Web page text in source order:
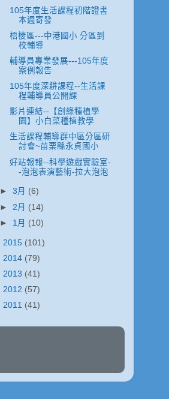
105年度生活課程初階證書
本週寄發
梧棲區---中港國小 分區到
校輔導
輔導員專業發展---105年度
案例報告
105年度深耕課程--生活課
程輔導員公開課
影片連結--【創綠種植學
園】小白菜種植教學
生活課程輔導群中區分區研
討會~苗栗縣永貞國小
好站報報--科學遊戲實驗室-
-泡泡表演藝術-拉大泡泡
► 3月 (6)
► 2月 (14)
► 1月 (10)
2015 (101)
2014 (79)
2013 (41)
2012 (57)
2011 (41)